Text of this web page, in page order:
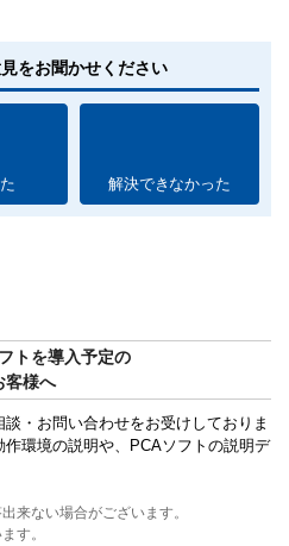
をお聞かせください
解決できなかった
トを導入予定の
客様へ
・お問い合わせをお受けしておりま
環境の説明や、PCAソフトの説明デ
来ない場合がございます。
す。